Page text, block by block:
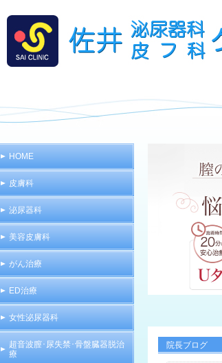
院長ブログ
HOME
皮膚科
泌尿器科
美容皮膚科
がん治療
ED治療
女性泌尿器科
超音波膣･尿失禁･骨盤臓器脱治
療